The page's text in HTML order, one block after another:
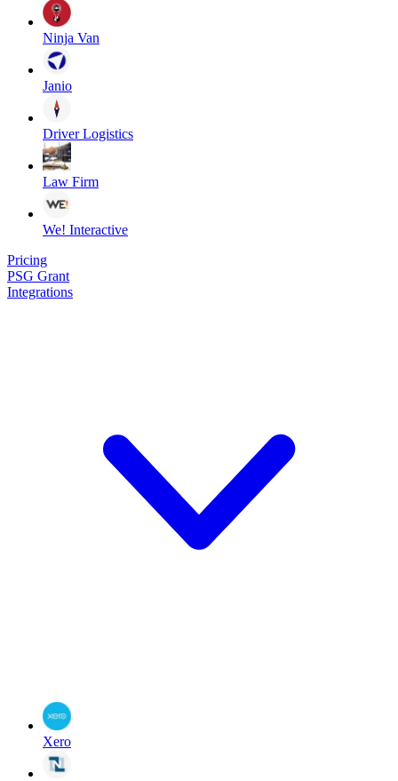
Ninja Van
Janio
Driver Logistics
Law Firm
We! Interactive
Pricing
PSG Grant
Integrations
Xero